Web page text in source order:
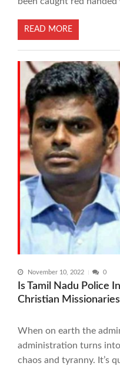
READ MORE
November 10, 2022 0
Is Tamil Nadu Police
Christian
When on earth the
administration turns
chaos and tyranny. It’s